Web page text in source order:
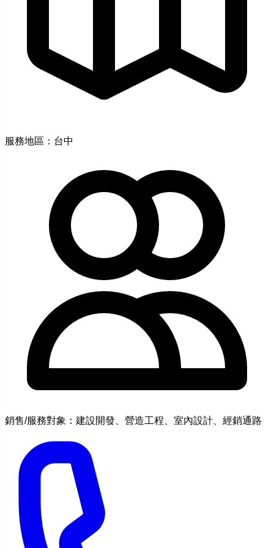
服務地區：台中
銷售/服務對象：建設開發、營造工程、室內設計、經銷通路